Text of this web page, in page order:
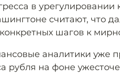
в
считают, что
шагов к
аналитики уже
рубля на фоне